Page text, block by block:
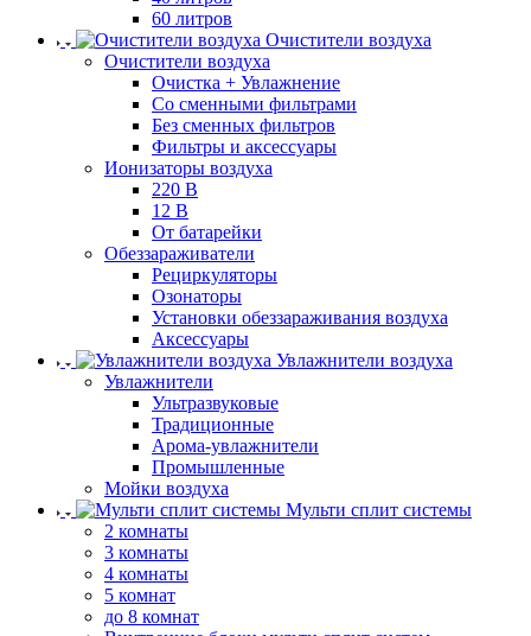
60 литров
Очистители воздуха
Очистители воздуха
Очистка + Увлажнение
Cо сменными фильтрами
Без сменных фильтров
Фильтры и аксессуары
Ионизаторы воздуха
220 В
12 В
От батарейки
Обеззараживатели
Рециркуляторы
Озонаторы
Установки обеззараживания воздуха
Аксессуары
Увлажнители воздуха
Увлажнители
Ультразвуковые
Традиционные
Арома-увлажнители
Промышленные
Мойки воздуха
Мульти сплит системы
2 комнаты
3 комнаты
4 комнаты
5 комнат
до 8 комнат